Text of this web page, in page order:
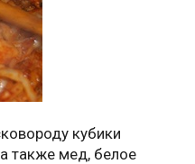
кубики
также мед, белое